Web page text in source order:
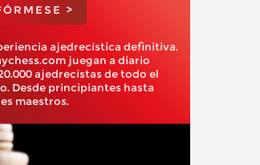
>
ajedrecística definitiva.
juegan a diario
ajedrecistas de todo el
Desde principiantes hasta
maestros.